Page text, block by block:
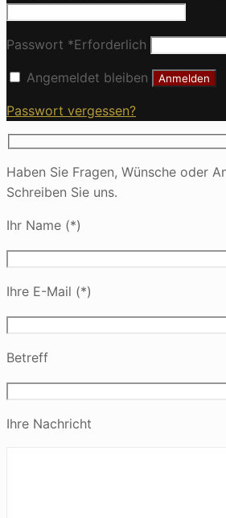
Passwort *Erforderlich
Angemeldet bleiben Anmelden
Passwort vergessen?
Haben Sie Fragen, Wünsche oder
Schreiben Sie uns.
Ihr Name (*)
Ihre E-Mail (*)
Betreff
Ihre Nachricht